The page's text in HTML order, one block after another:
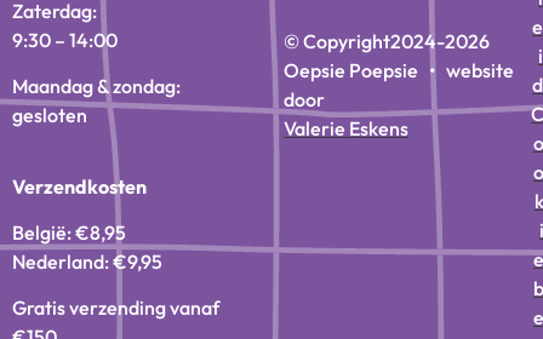
Zaterdag:
9:30 – 14:00
Maandag & zondag:
gesloten
Verzendkosten
België: €8,95
Nederland: €9,95
Gratis verzending vanaf
© Copyright2024-2026
Oepsie Poepsie • website
door
Valerie Eskens
e
i
d
C
o
o
k
i
e
b
e